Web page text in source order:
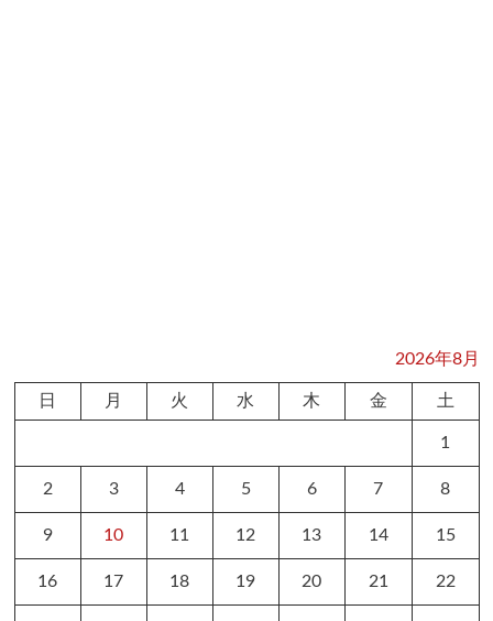
2026年8月
日 月 火 水 木 金 土
1
2 3 4 5 6 7 8
9 10 11 12 13 14 15
16 17 18 19 20 21 22